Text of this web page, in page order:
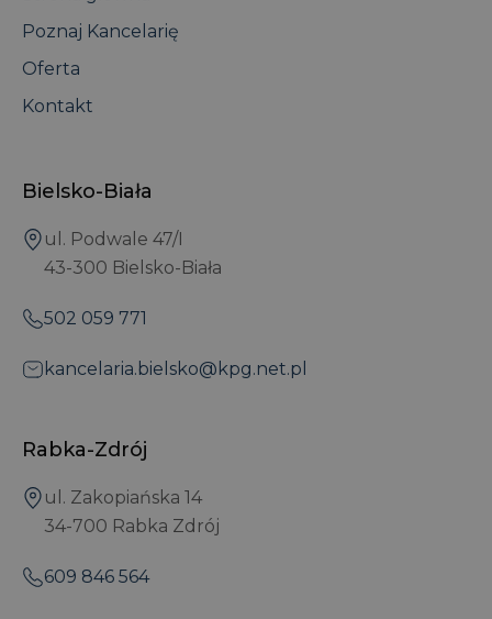
Poznaj Kancelarię
Oferta
Kontakt
Bielsko-Biała
ul. Podwale 47/I
43-300 Bielsko-Biała
502 059 771
kancelaria.bielsko@kpg.net.pl
Rabka-Zdrój
ul. Zakopiańska 14
34-700 Rabka Zdrój
609 846 564